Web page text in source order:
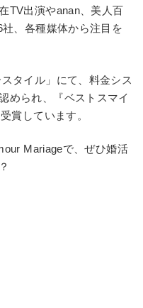
TV出演やanan、美人百
、各種媒体から注目を
タイル」にて、料金シス
められ、『ベストスマイ
賞しています。
Mariageで、ぜひ婚活